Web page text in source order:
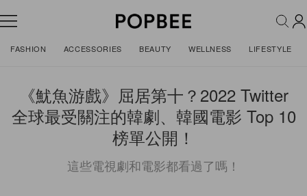
FASHION ACCESSORIES BEAUTY WELLNESS LIFESTYLE
《魷魚游戲》屈居第十？2022 Twitter
全球最受關注的韓劇、韓國電影 Top 10
榜單公開！
這些電視劇和電影都看過了嗎！